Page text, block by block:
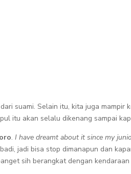
suami. Selain itu, kita juga mampir
itu akan selalu dikenang sampai
. I have dreamt about it since my
jadi bisa stop dimanapun dan
sih berangkat dengan